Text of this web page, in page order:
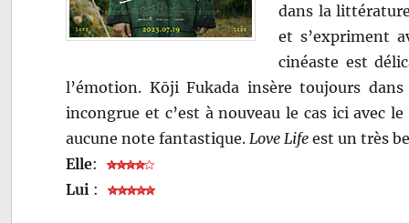
dans la
et s’expriment
cinéaste est
l’émotion. Kōji Fukada insère toujours
incongrue et c’est à nouveau le cas ici avec
aucune note fantastique. Love Life est un très
Elle:
Lui :